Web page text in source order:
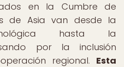
en la Cumbre de
de Asia van desde la
hasta la
por la inclusión
regional. Esta